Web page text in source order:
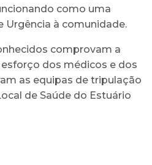
como uma
Urgência à comunidade.
comprovam a
dos médicos e dos
as equipas de tripulação
de Saúde do Estuário